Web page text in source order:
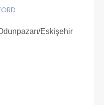
Eskişehir